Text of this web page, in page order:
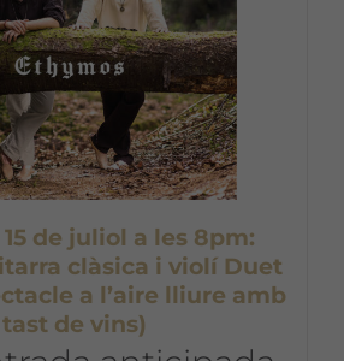
de juliol a les 8pm:
clàsica i violí Duet
a l’aire lliure amb
tast de vins)